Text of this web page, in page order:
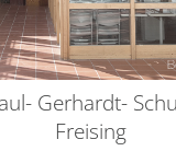
Gerhardt-
Freising